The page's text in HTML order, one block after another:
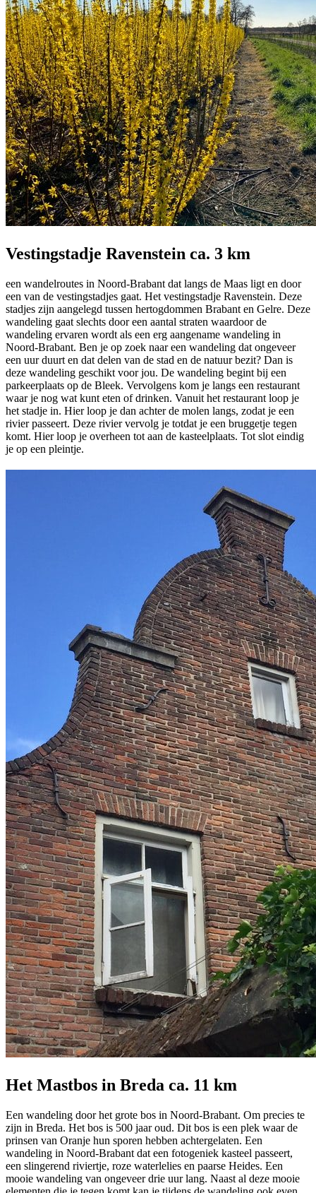
Vestingstadje Ravenstein ca. 3 km
een wandelroutes in Noord-Brabant dat langs de Maas ligt en door
een van de vestingstadjes gaat. Het vestingstadje Ravenstein. Deze
stadjes zijn aangelegd tussen hertogdommen Brabant en Gelre. Deze
wandeling gaat slechts door een aantal straten waardoor de
wandeling ervaren wordt als een erg aangename wandeling in
Noord-Brabant. Ben je op zoek naar een wandeling dat ongeveer
een uur duurt en dat delen van de stad en de natuur bezit? Dan is
deze wandeling geschikt voor jou. De wandeling begint bij een
parkeerplaats op de Bleek. Vervolgens kom je langs een restaurant
waar je nog wat kunt eten of drinken. Vanuit het restaurant loop je
het stadje in. Hier loop je dan achter de molen langs, zodat je een
rivier passeert. Deze rivier vervolg je totdat je een bruggetje tegen
komt. Hier loop je overheen tot aan de kasteelplaats. Tot slot eindig
je op een pleintje.
Het Mastbos in Breda ca. 11 km
Een wandeling door het grote bos in Noord-Brabant. Om precies te
zijn in Breda. Het bos is 500 jaar oud. Dit bos is een plek waar de
prinsen van Oranje hun sporen hebben achtergelaten. Een
wandeling in Noord-Brabant dat een fotogeniek kasteel passeert,
een slingerend riviertje, roze waterlelies en paarse Heides. Een
mooie wandeling van ongeveer drie uur lang. Naast al deze mooie